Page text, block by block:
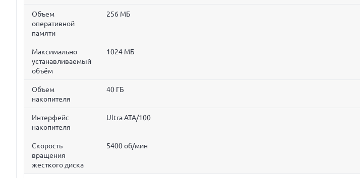
Объем
оперативной
памяти
256 МБ
Максимально
устанавливаемый
объём
1024 МБ
Объем
накопителя
40 ГБ
Интерфейс
накопителя
Ultra ATA/100
Скорость
вращения
жесткого диска
5400 об/мин